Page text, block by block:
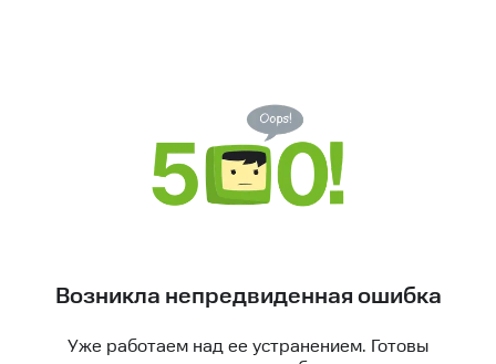
Возникла непредвиденная ошибка
Уже работаем над ее устранением. Готовы